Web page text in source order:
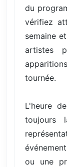
du
vérifiez
semaine
artistes
tournée.
L'heure
toujours
ou une